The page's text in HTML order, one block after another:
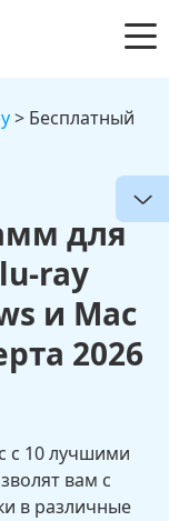
> Бесплатный
для
ray
и Mac
2026
с 10 лучшими
вам с
в различные